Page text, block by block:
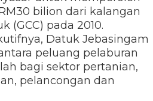
bilion dari kalangan
(GCC) pada 2010.
Datuk Jebasingam
peluang pelaburan
bagi sektor pertanian,
pelancongan dan